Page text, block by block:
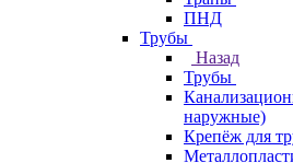
ПНД
Трубы
Назад
Трубы
наружные)
Крепёж для